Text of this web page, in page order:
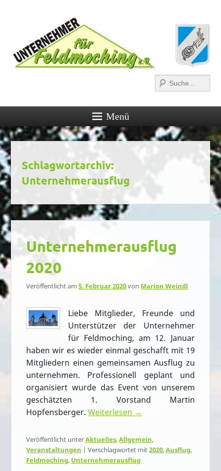
Menü
Schlagwortarchiv:
Unternehmerausflug
Unternehmerausflug
2020
Veröffentlicht am5. Februar 2020von Marion Weindl
Liebe Mitglieder, Freunde und
Unterstützer der Unternehmer
für Feldmoching, am 12. Januar
haben wir es wieder einmal geschafft mit 19
Mitgliedern einen gemeinsamen Ausflug zu
unternehmen. Professionell geplant und
organisiert wurde das Event von unserem
geschätzten 1. Vorstand Martin
Hopfensberger.Weiterlesen →
Veröffentlicht unterAktuelles,Allgemein,
Veranstaltungen |Verschlagwortet mit2020,Ausflug,
Feldmoching, Unternehmerausflug